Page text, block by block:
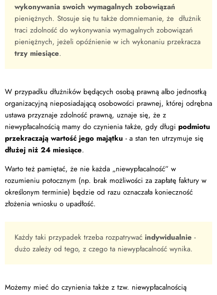
wykonywania swoich wymagalnych zobowiązań
pieniężnych. Stosuje się tu także domniemanie, że dłużnik
traci zdolność do wykonywania wymagalnych zobowiązań
pieniężnych, jeżeli opóźnienie w ich wykonaniu przekracza
trzy miesiące.
W przypadku dłużników będących osobą prawną albo jednostką
organizacyjną nieposiadającą osobowości prawnej, której odrębna
ustawa przyznaje zdolność prawną, uznaje się, że z
niewypłacalnością mamy do czynienia także, gdy długi podmiotu
przekraczają wartość jego majątku - a stan ten utrzymuje się
dłużej niż 24 miesiące.
Warto też pamiętać, że nie każda „niewypłacalność” w
rozumieniu potocznym (np. brak możliwości za zapłatę faktury w
określonym terminie) będzie od razu oznaczała konieczność
złożenia wniosku o upadłość.
Każdy taki przypadek trzeba rozpatrywać indywidualnie -
dużo zależy od tego, z czego ta niewypłacalność wynika.
Możemy mieć do czynienia także z tzw. niewypłacalnością